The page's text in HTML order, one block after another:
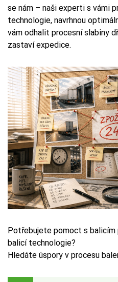
se nám – naši experti s vámi
technologie, navrhnou
vám odhalit procesní slabiny
zastaví expedice.
Potřebujete pomoct s
balicí technologie?
Hledáte úspory v procesu